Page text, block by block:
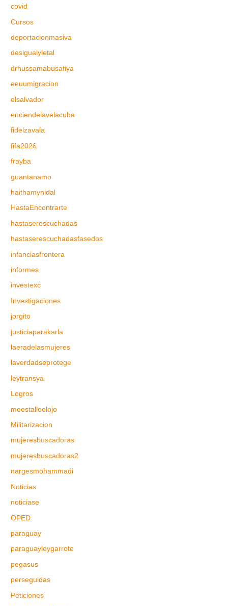
covid
Cursos
deportacionmasiva
desigualyletal
drhussamabusafiya
eeuumigracion
elsalvador
enciendelavelacuba
fidelzavala
fifa2026
frayba
guantanamo
haithamynidal
HastaEncontrarte
hastaserescuchadas
hastaserescuchadasfasedos
infanciasfrontera
informes
investexc
Investigaciones
jorgito
justiciaparakarla
laeradelasmujeres
laverdadseprotege
leytransya
Logros
meestalloelojo
Militarizacion
mujeresbuscadoras
mujeresbuscadoras2
nargesmohammadi
Noticias
noticiase
OPED
paraguay
paraguayleygarrote
pegasus
perseguidas
Peticiones